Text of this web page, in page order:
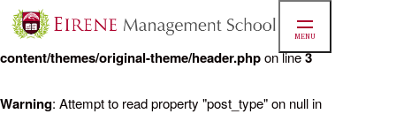
Warning
/home/designthink/eireneuniversity.org/public_html/ems/cms/
content/themes/original-theme/header.phpon line3
Warning: Attempt to read property "post_type" on null in
MENU